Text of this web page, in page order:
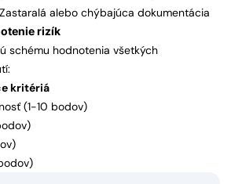
Zastaralá alebo chýbajúca dokumentácia
rizík
schému hodnotenia všetkých
kritériá
(1-10 bodov)